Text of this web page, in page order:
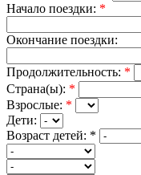
Начало поездки: *
Окончание поездки:
Продолжительность: *
Страна(ы): *
Взрослые: *
Дети:
Возраст детей: *